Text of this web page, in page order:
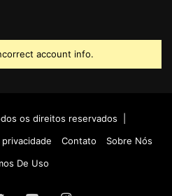
account info.
os direitos reservados |
Contato
Sobre Nós
De Uso